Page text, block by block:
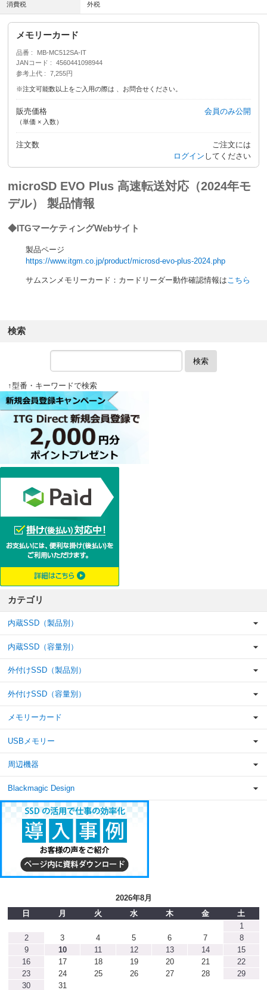
消費税 外税
メモリーカード
品番
MB-MC512SA-IT
JANコード
4560441098944
参考上代
7,255円
※注文可能数以上をご入用の際は 、お問合せください。
販売価格
（単価 × 入数）
会員のみ公開
注文数
ご注文には
ログイン してください
microSD EVO Plus 高速転送対応（2024年モ
デル） 製品情報
◆ITGマーケティングWebサイト
製品ページ
https://www.itgm.co.jp/product/microsd-evo-plus-2024.php
サムスンメモリーカード：カードリーダー動作確認情報はこちら
検索
検索
↑型番・キーワードで検索
カテゴリ
内蔵SSD（製品別）
内蔵SSD（容量別）
外付けSSD（製品別）
外付けSSD（容量別）
メモリーカード
USBメモリー
周辺機器
Blackmagic Design
2026年8月
日
月 火 水 木 金
土
1
2
3 4 5 6 7
8
9
10 11 12 13 14
15
16
17 18 19 20 21
22
23
24 25 26 27 28
29
30
31